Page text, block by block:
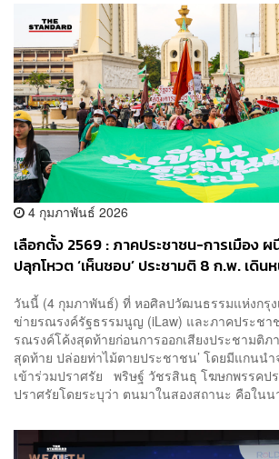
4 กุมภาพันธ์ 2026
เลือกตั้ง 2569 : ภาคประชาชน-การเมือง
ปลุกโหวต ‘เห็นชอบ’ ประชามติ 8 ก.พ. เดิ
วันนี้ (4 กุมภาพันธ์) ที่ หอศิลปวัฒนธรรมแห่งกรุง
ข่ายรณรงค์รัฐธรรมนูญ (iLaw) และภาคประชา
รณรงค์โค้งสุดท้ายก่อนการออกเสียงประชามติภ
สุดท้าย ปล่อยท่าไม้ตายประชาชน’ โดยมีแกนนำ
เข้าร่วมปราศรัย พริษฐ์ วัชรสินธุ โฆษกพรรคป
ปราศรัยโดยระบุว่า ตนมาในสองสถานะ คือใน